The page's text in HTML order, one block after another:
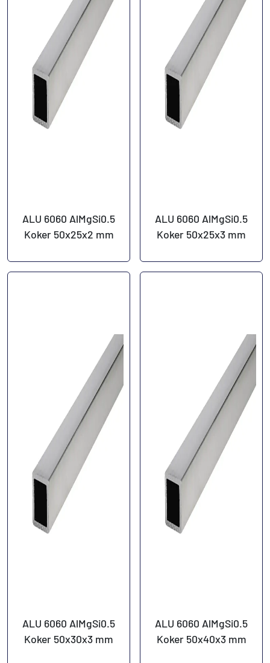
ALU 6060 AlMgSi0.5
Koker 50x25x2 mm
ALU 6060 AlMgSi0.5
Koker 50x25x3 mm
ALU 6060 AlMgSi0.5
Koker 50x30x3 mm
ALU 6060 AlMgSi0.5
Koker 50x40x3 mm